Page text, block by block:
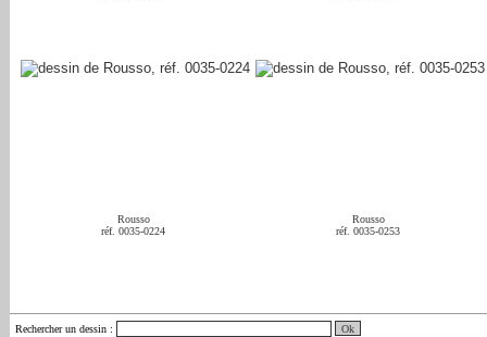
Rousso
réf. 0035-0224
Rousso
réf. 0035-0253
Rechercher un dessin :